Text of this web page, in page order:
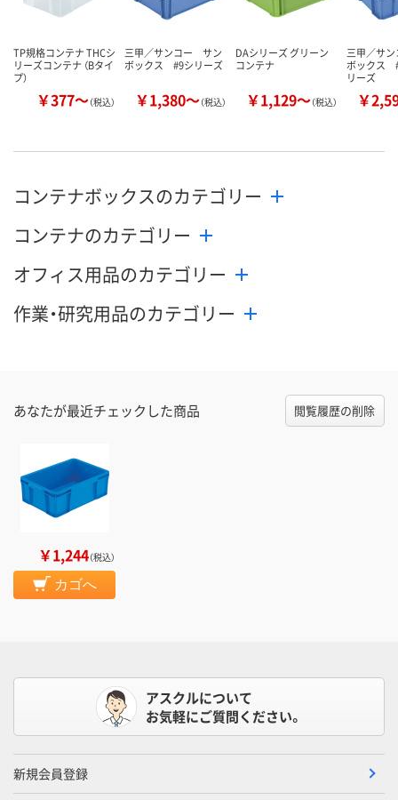
TP規格コンテナ THCシ
リーズコンテナ （Bタイ
プ）
￥377～（税込）
三甲／サンコー サン
ボックス #9シリーズ
￥1,380～（税込）
DAシリーズ グリーン
コンテナ
￥1,129～（税込）
三甲／サ
ボックス
リーズ
￥
コンテナボックスのカテゴリー
コンテナのカテゴリー
オフィス用品のカテゴリー
作業・研究用品のカテゴリー
あなたが最近チェックした商品 閲覧履歴の削除
￥1,244（税込）
カゴへ
アスクルについて
お気軽にご質問ください。
新規会員登録